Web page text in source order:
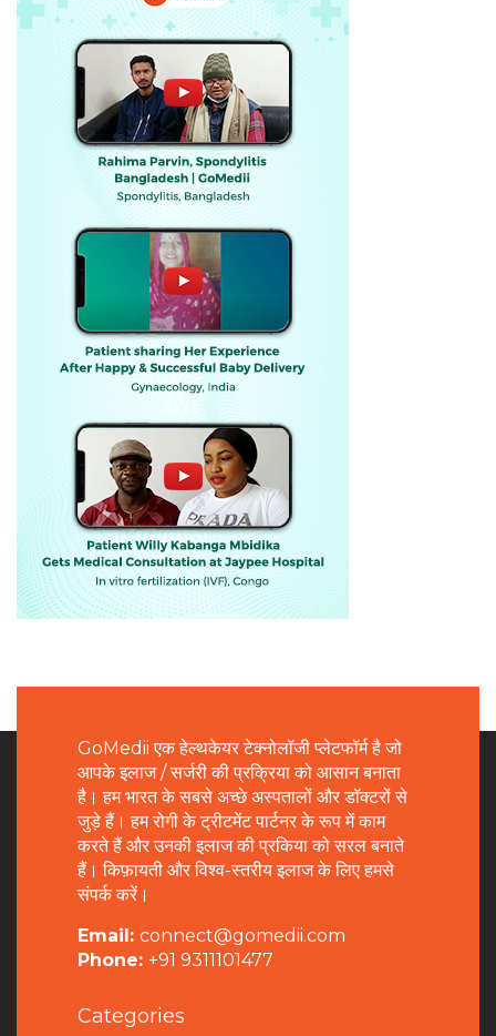
GoMedii एक हेल्थकेयर टेक्नोलॉजी प्लेटफॉर्म है जो
आपके इलाज / सर्जरी की प्रक्रिया को आसान बनाता
है। हम भारत के सबसे अच्छे अस्पतालों और डॉक्टरों से
जुड़े हैं। हम रोगी के ट्रीटमेंट पार्टनर के रूप में काम
करते हैं और उनकी इलाज की प्रकिया को सरल बनाते
हैं। किफ़ायती और विश्व-स्तरीय इलाज के लिए हमसे
संपर्क करें।
Email: connect@gomedii.com
Phone: +91 9311101477
Categories